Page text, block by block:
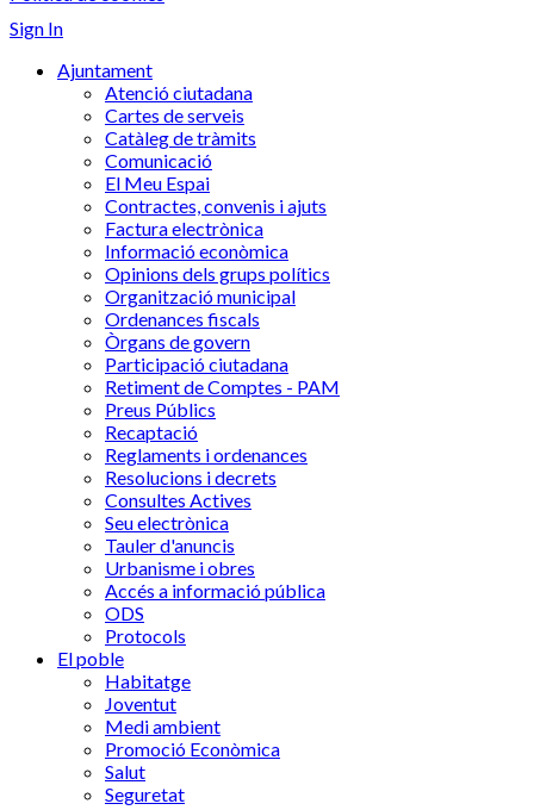
Sign In
Ajuntament
Atenció ciutadana
Cartes de serveis
Catàleg de tràmits
Comunicació
El Meu Espai
Contractes, convenis i ajuts
Factura electrònica
Informació econòmica
Opinions dels grups polítics
Organització municipal
Ordenances fiscals
Òrgans de govern
Participació ciutadana
Retiment de Comptes - PAM
Preus Públics
Recaptació
Reglaments i ordenances
Resolucions i decrets
Consultes Actives
Seu electrònica
Tauler d'anuncis
Urbanisme i obres
Accés a informació pública
ODS
Protocols
El poble
Habitatge
Joventut
Medi ambient
Promoció Econòmica
Salut
Seguretat